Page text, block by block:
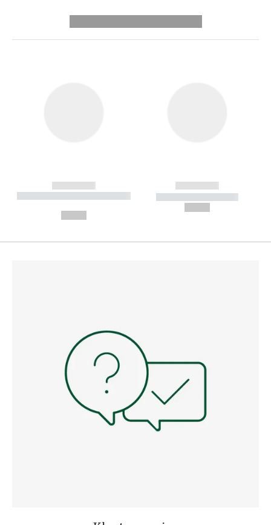
------------
----------- ----------- --------
------------
----------- -----------